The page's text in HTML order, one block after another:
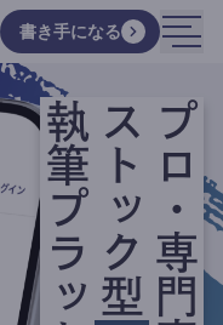
書き手になる
ストック型